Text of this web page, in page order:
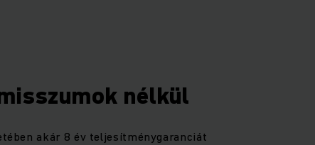
nélkül
akár 8 év teljesítménygaranciát